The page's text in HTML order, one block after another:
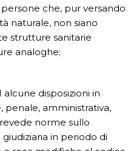
che, pur versando
naturale, non siano
strutture sanitarie
analoghe;
alcune disposizioni in
penale, amministrativa,
norme sullo
in periodo di